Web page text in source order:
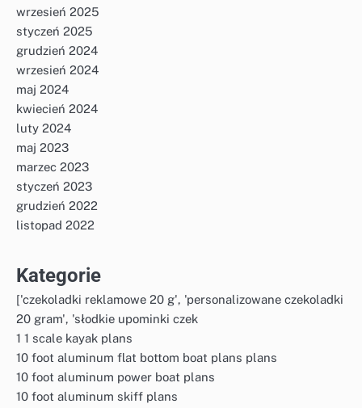
wrzesień 2025
styczeń 2025
grudzień 2024
wrzesień 2024
maj 2024
kwiecień 2024
luty 2024
maj 2023
marzec 2023
styczeń 2023
grudzień 2022
listopad 2022
Kategorie
['czekoladki reklamowe 20 g', 'personalizowane czekoladki
20 gram', 'słodkie upominki czek
1 1 scale kayak plans
10 foot aluminum flat bottom boat plans plans
10 foot aluminum power boat plans
10 foot aluminum skiff plans